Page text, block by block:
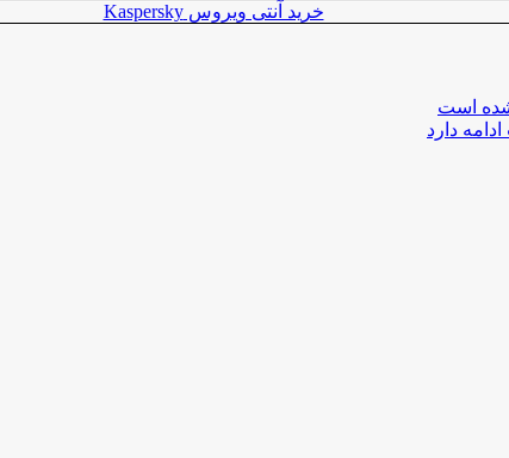
خرید آنتی ویروس Kaspersky
شده است
دارد